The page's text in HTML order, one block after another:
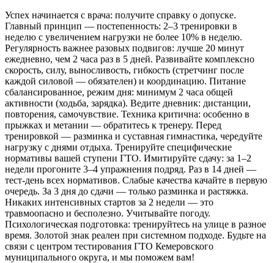
Успех начинается с врача: получите справку о допуске.
Главный принцип — постепенность: 2–3 тренировки в
неделю с увеличением нагрузки не более 10% в неделю.
Регулярность важнее разовых подвигов: лучше 20 минут
ежедневно, чем 2 часа раз в 5 дней. Развивайте комплексно
скорость, силу, выносливость, гибкость (стретчинг после
каждой силовой — обязателен) и координацию. Питание
сбалансированное, режим дня: минимум 2 часа общей
активности (ходьба, зарядка). Ведите дневник: дистанции,
повторения, самочувствие. Техника критична: особенно в
прыжках и метании — обратитесь к тренеру. Перед
тренировкой — разминка и суставная гимнастика, чередуйте
нагрузку с днями отдыха. Тренируйте специфические
нормативы вашей ступени ГТО. Имитируйте сдачу: за 1–2
недели прогоните 3–4 упражнения подряд. Раз в 14 дней —
тест-день всех нормативов. Слабые качества качайте в первую
очередь. За 3 дня до сдачи — только разминка и растяжка.
Никаких интенсивных стартов за 2 недели — это
травмоопасно и бесполезно. Учитывайте погоду.
Психологическая подготовка: тренируйтесь на улице в разное
время. Золотой знак реален при системном подходе. Будьте на
связи с центром тестирования ГТО Кемеровского
муниципального округа, и мы поможем вам!